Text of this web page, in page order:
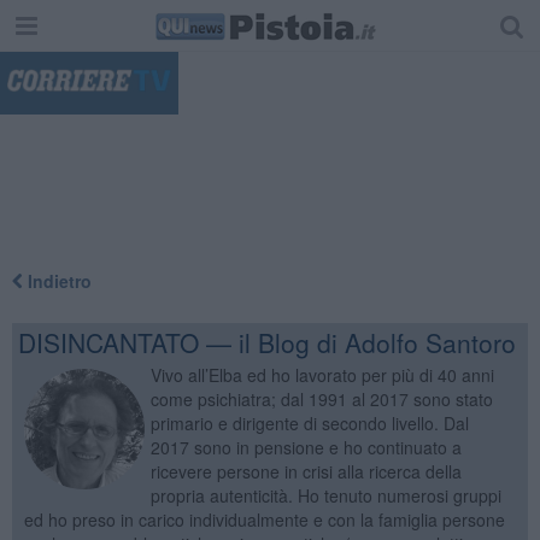
Indietro
DISINCANTATO — il Blog di Adolfo Santoro
Vivo all’Elba ed ho lavorato per più di 40 anni
come psichiatra; dal 1991 al 2017 sono stato
primario e dirigente di secondo livello. Dal
2017 sono in pensione e ho continuato a
ricevere persone in crisi alla ricerca della
propria autenticità. Ho tenuto numerosi gruppi
ed ho preso in carico individualmente e con la famiglia persone